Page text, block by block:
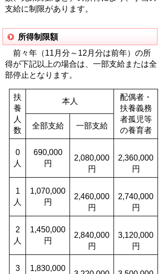
支給に制限があります。
所得制限額
前々年（11月分～12月分は前年）の所
得が下記以上の場合は、一部支給または全
部停止となります。
扶
養
人
数
本人
配偶者・
扶養義務
者孤児等
の養育者
全部支給 一部支給
0
人
690,000
円
2,080,000
円
2,360,000
円
1
人
1,070,000
円
2,460,000
円
2,740,000
円
2
人
1,450,000
円
2,840,000
円
3,120,000
円
3 1,830,000